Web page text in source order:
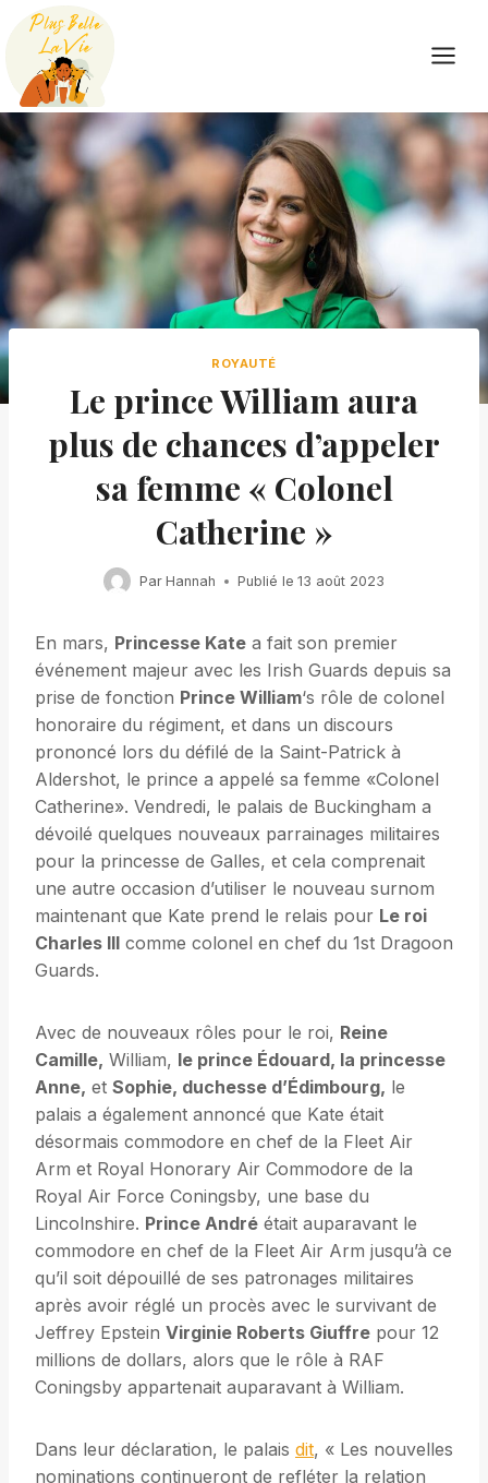
Skip
content
ROYAUTÉ
Le prince William aura
plus de chances d’appeler
sa femme « Colonel
Catherine »
Par Hannah Publié le 13 août 2023
En mars, Princesse Kate a fait son premier
événement majeur avec les Irish Guards depuis sa
prise de fonction Prince William‘s rôle de colonel
honoraire du régiment, et dans un discours
prononcé lors du défilé de la Saint-Patrick à
Aldershot, le prince a appelé sa femme «Colonel
Catherine». Vendredi, le palais de Buckingham a
dévoilé quelques nouveaux parrainages militaires
pour la princesse de Galles, et cela comprenait
une autre occasion d’utiliser le nouveau surnom
maintenant que Kate prend le relais pour Le roi
Charles III comme colonel en chef du 1st Dragoon
Guards.
Avec de nouveaux rôles pour le roi, Reine
Camille, William, le prince Édouard, la princesse
Anne, et Sophie, duchesse d’Édimbourg, le
palais a également annoncé que Kate était
désormais commodore en chef de la Fleet Air
Arm et Royal Honorary Air Commodore de la
Royal Air Force Coningsby, une base du
Lincolnshire. Prince André était auparavant le
commodore en chef de la Fleet Air Arm jusqu’à ce
qu’il soit dépouillé de ses patronages militaires
après avoir réglé un procès avec le survivant de
Jeffrey Epstein Virginie Roberts Giuffre pour 12
millions de dollars, alors que le rôle à RAF
Coningsby appartenait auparavant à William.
Dans leur déclaration, le palais dit, « Les nouvelles
nominations continueront de refléter la relation